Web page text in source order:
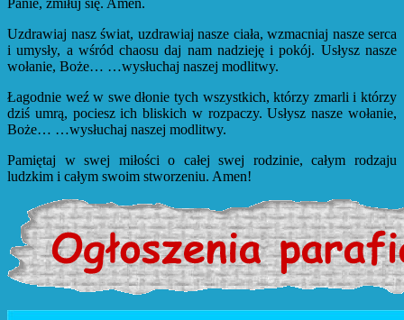
Uzdrawiaj nasz świat, uzdrawiaj nasze ciała, wzmacniaj nasze serca
i umysły, a wśród chaosu daj nam nadzieję i pokój. Usłysz nasze
wołanie, Boże… …wysłuchaj naszej modlitwy.
Łagodnie weź w swe dłonie tych wszystkich, którzy zmarli i którzy
dziś umrą, pociesz ich bliskich w rozpaczy. Usłysz nasze wołanie,
Boże… …wysłuchaj naszej modlitwy.
Pamiętaj w swej miłości o całej swej rodzinie, całym rodzaju
ludzkim i całym swoim stworzeniu. Amen!